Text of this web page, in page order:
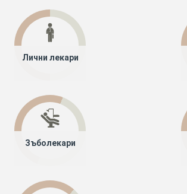
Лични лекари
Зъболекари